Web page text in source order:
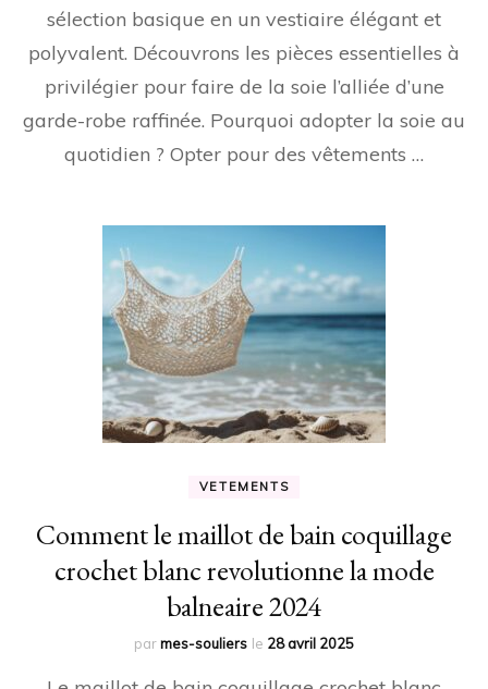
sélection basique en un vestiaire élégant et
polyvalent. Découvrons les pièces essentielles à
privilégier pour faire de la soie l’alliée d’une
garde-robe raffinée. Pourquoi adopter la soie au
quotidien ? Opter pour des vêtements …
VETEMENTS
Comment le maillot de bain coquillage
crochet blanc revolutionne la mode
balneaire 2024
parmes-souliers le 28 avril 2025